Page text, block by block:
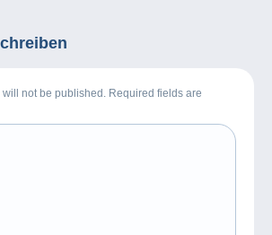
not be published. Required fields are